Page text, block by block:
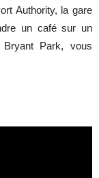
Authority, la gare
un café sur un
Bryant Park, vous